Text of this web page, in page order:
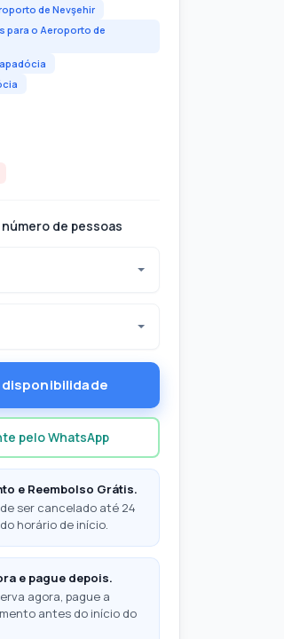
de Nevşehir
para o Aeroporto de
de pessoas
pelo WhatsApp
e Reembolso Grátis.
ser cancelado até 24
horário de início.
e pague depois.
agora, pague a
antes do início do